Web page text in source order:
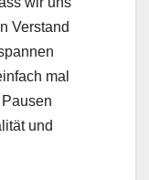
Verstand
mal
und